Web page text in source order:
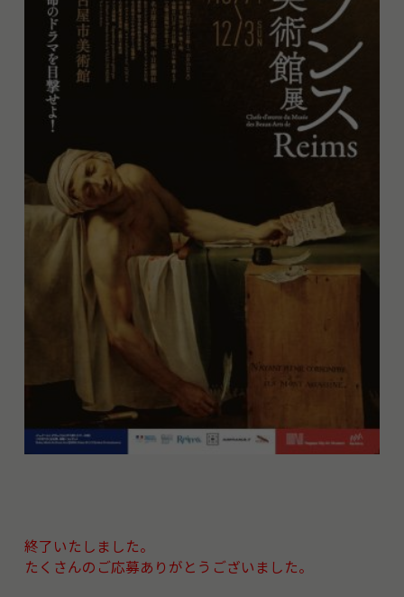
終了いたしました。
たくさんのご応募ありがとうございました。